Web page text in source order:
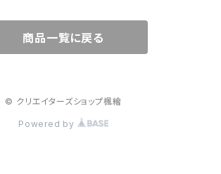
商品一覧に戻る
© クリエイターズショップ楓繪
Powered by